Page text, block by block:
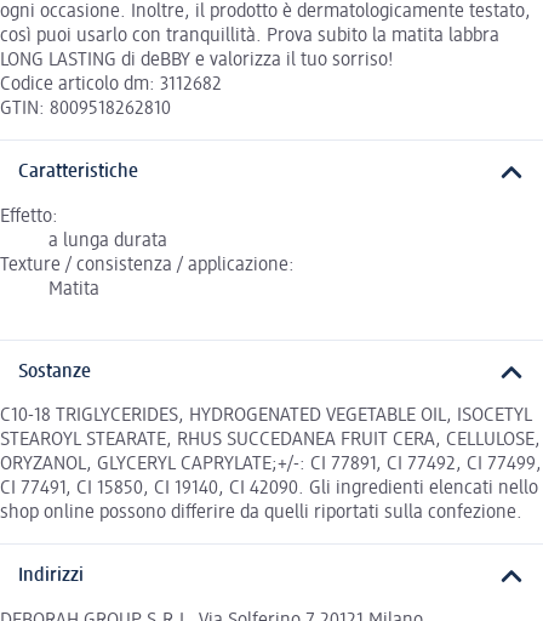
ogni occasione. Inoltre, il prodotto è dermatologicamente testato,
così puoi usarlo con tranquillità. Prova subito la matita labbra
LONG LASTING di deBBY e valorizza il tuo sorriso!
Codice articolo dm: 3112682
GTIN: 8009518262810
Caratteristiche
Effetto:
a lunga durata
Texture / consistenza / applicazione:
Matita
Sostanze
C10-18 TRIGLYCERIDES, HYDROGENATED VEGETABLE OIL, ISOCETYL
STEAROYL STEARATE, RHUS SUCCEDANEA FRUIT CERA, CELLULOSE,
ORYZANOL, GLYCERYL CAPRYLATE;+/-: CI 77891, CI 77492, CI 77499,
CI 77491, CI 15850, CI 19140, CI 42090. Gli ingredienti elencati nello
shop online possono differire da quelli riportati sulla confezione.
Indirizzi